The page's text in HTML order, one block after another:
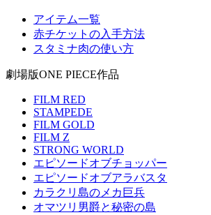
アイテム一覧
赤チケットの入手方法
スタミナ肉の使い方
劇場版ONE PIECE作品
FILM RED
STAMPEDE
FILM GOLD
FILM Z
STRONG WORLD
エピソードオブチョッパー
エピソードオブアラバスタ
カラクリ島のメカ巨兵
オマツリ男爵と秘密の島